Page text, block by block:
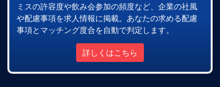
ミスの許容度や飲み会参加の頻度など、企業の社風
や配慮事項を求人情報に掲載。あなたの求める配慮
事項とマッチング度合を自動で判定します。
詳しくはこちら